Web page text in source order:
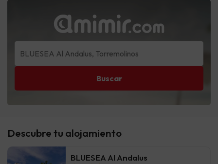
Descubre tu alojamiento
BLUESEA Al Andalus
Buscar